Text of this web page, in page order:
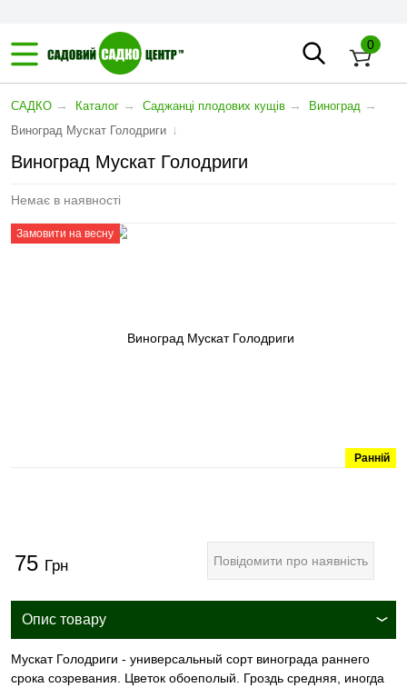
0
САДКО → Каталог → Саджанці плодових кущів → Виноград →
Виноград Мускат Голодриги ↓
Виноград Мускат Голодриги
Немає в наявності
Замовити на весну
Ранній
75 Грн Повідомити про наявність
Опис товару
Мускат Голодриги - универсальный сорт винограда раннего
срока созревания. Цветок обоеполый. Гроздь средняя, иногда